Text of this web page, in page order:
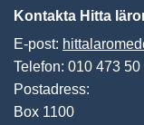
Kontakta Hitta
E-post:
Telefon: 010 473 50
Postadress:
Box 1100